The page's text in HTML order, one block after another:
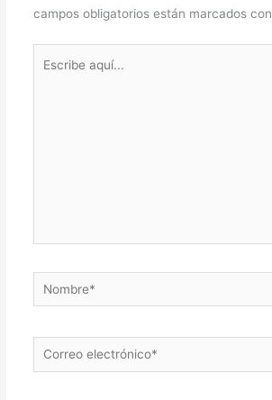
campos obligatorios están marcados con
Nombre*
Correo
electrónico*